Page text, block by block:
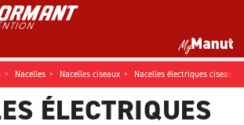
Nacelles Nacelles ciseaux Nacelles électriques ciseaux
ÉLECTRIQUES